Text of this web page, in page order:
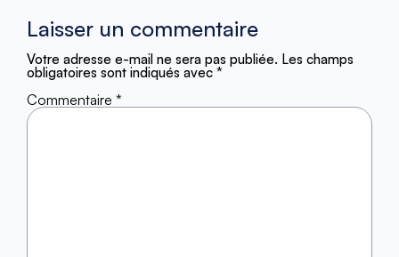
Laisser un commentaire
Votre adresse e-mail ne sera pas publiée. Les champs
obligatoires sont indiqués avec *
Commentaire *